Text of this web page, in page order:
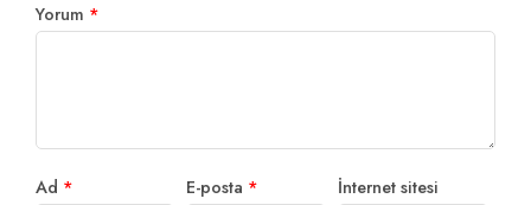
Yorum *
Ad * E-posta * İnternet sitesi